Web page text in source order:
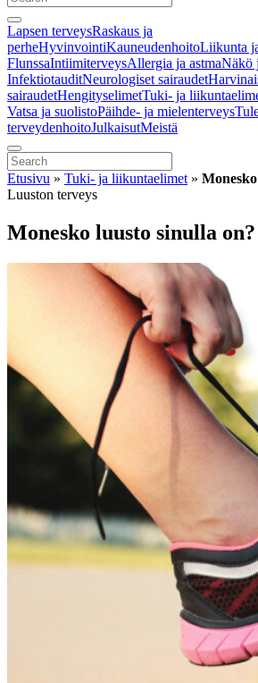
Lapsen terveysRaskaus ja
perheHyvinvointiKauneudenhoitoLiikunta
FlunssaIntiimiterveysAllergia ja astmaNäkö
InfektiotauditNeurologiset sairaudet
sairaudetHengityselimetTuki- ja
Vatsa ja suolistoPäihde- ja mielenterveys
terveydenhoitoJulkaisutMeistä
Etusivu » Tuki- ja liikuntaelimet »
Luuston terveys
Monesko luusto sinulla on?